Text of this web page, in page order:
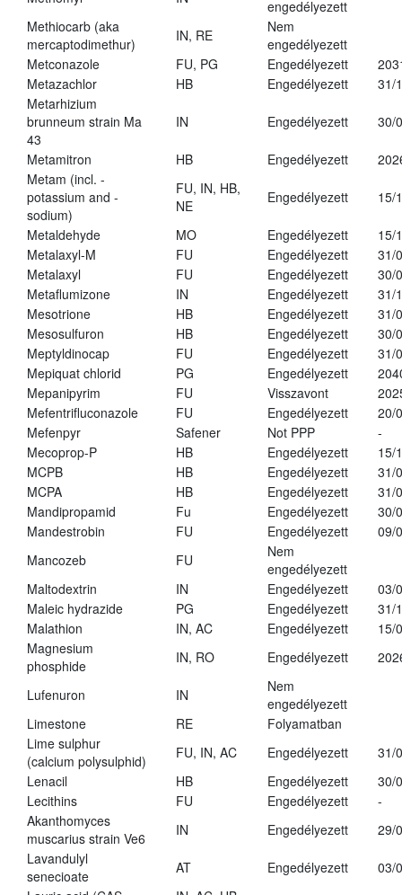
engedélyezett
Methiocarb (aka
mercaptodimethur)
IN, RE
Nem
engedélyezett
Metconazole
FU, PG Engedélyezett
Metazachlor
HB Engedélyezett
31/
Metarhizium
brunneum strain Ma
43
IN Engedélyezett 30/
Metamitron HB Engedélyezett
Metam (incl. -
potassium and -
sodium)
FU, IN, HB,
NE
Engedélyezett 15/
Metaldehyde MO Engedélyezett
15/
Metalaxyl-M
FU Engedélyezett
31/
Metalaxyl
FU Engedélyezett
30/
Metaflumizone
IN Engedélyezett
31/
Mesotrione
HB Engedélyezett
31/
Mesosulfuron
HB Engedélyezett
30/
Meptyldinocap
FU Engedélyezett
31/
Mepiquat chlorid
PG Engedélyezett
Mepanipyrim
FU Visszavont
Mefentrifluconazole
FU Engedélyezett
20/
Mefenpyr
Safener Not PPP
-
Mecoprop-P
HB Engedélyezett
15/
MCPB
HB Engedélyezett
31/
MCPA
HB Engedélyezett
31/
Mandipropamid
Fu Engedélyezett
30/
Mandestrobin
FU Engedélyezett
09/
Mancozeb
FU
Nem
engedélyezett
Maltodextrin
IN Engedélyezett
03/
Maleic hydrazide
PG Engedélyezett
31/
Malathion
IN, AC Engedélyezett
15/
Magnesium
phosphide
IN, RO Engedélyezett
Lufenuron IN
Nem
engedélyezett
Limestone
RE
Folyamatban
Lime sulphur
(calcium polysulphid)
FU, IN, AC Engedélyezett
31/
Lenacil
HB Engedélyezett
30/
Lecithins
FU Engedélyezett
-
Akanthomyces
muscarius strain Ve6
IN Engedélyezett
29/
Lavandulyl
senecioate
AT Engedélyezett
03/